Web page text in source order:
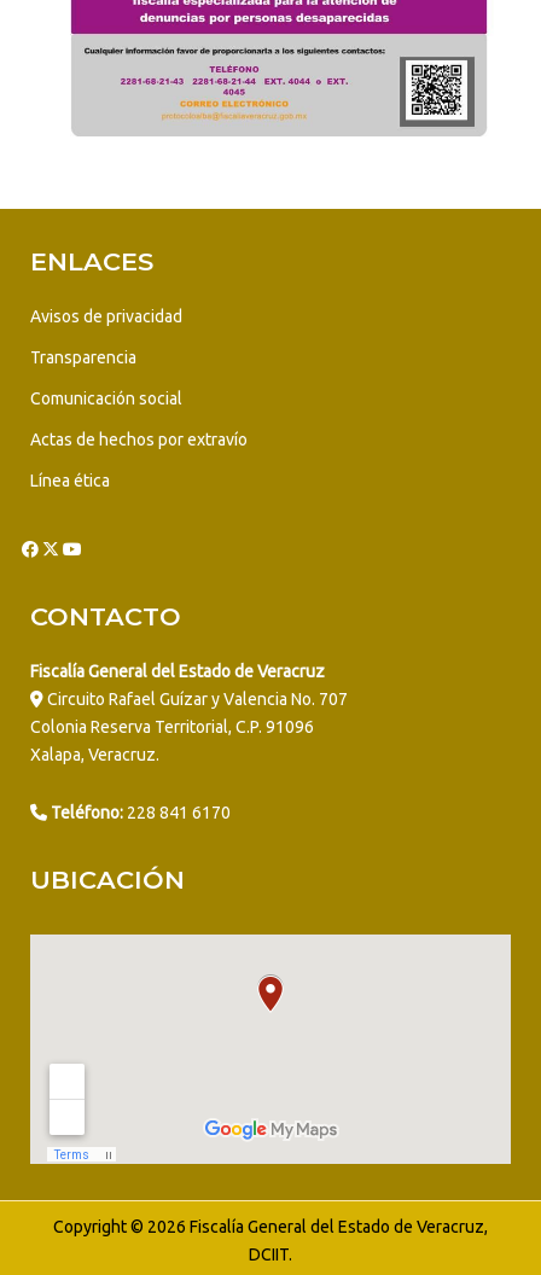
ENLACES
Avisos de privacidad
Transparencia
Comunicación social
Actas de hechos por extravío
Línea ética
CONTACTO
Fiscalía General del Estado de Veracruz
Circuito Rafael Guízar y Valencia No. 707
Colonia Reserva Territorial, C.P. 91096
Xalapa, Veracruz.
Teléfono: 228 841 6170
UBICACIÓN
Copyright © 2026 Fiscalía General del Estado de Veracruz,
DCIIT.